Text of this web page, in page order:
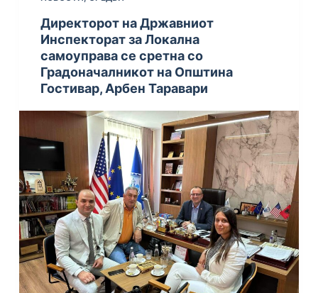
Директорот на Државниот
Инспекторат за Локална
самоуправа се сретна со
Градоначалникот на Општина
Гостивар, Арбен Таравари